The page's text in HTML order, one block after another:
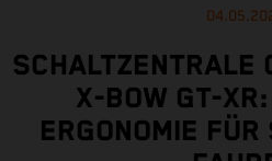
SCHALTZENTRALE
X-BOW GT-
ERGONOMIE